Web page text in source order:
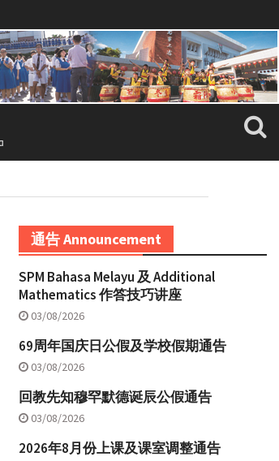
通告 Announcement
SPM Bahasa Melayu 及 Additional
Mathematics 作答技巧讲座
03/08/2026
69周年国庆日公假及学校假期通告
03/08/2026
回教先知穆罕默德诞辰公假通告
03/08/2026
2026年8月份上课及课室调整通告